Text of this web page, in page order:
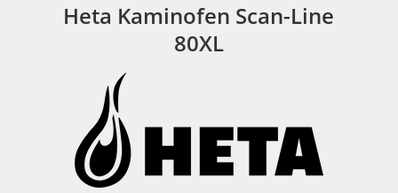
Heta Kaminofen Scan-Line
80XL